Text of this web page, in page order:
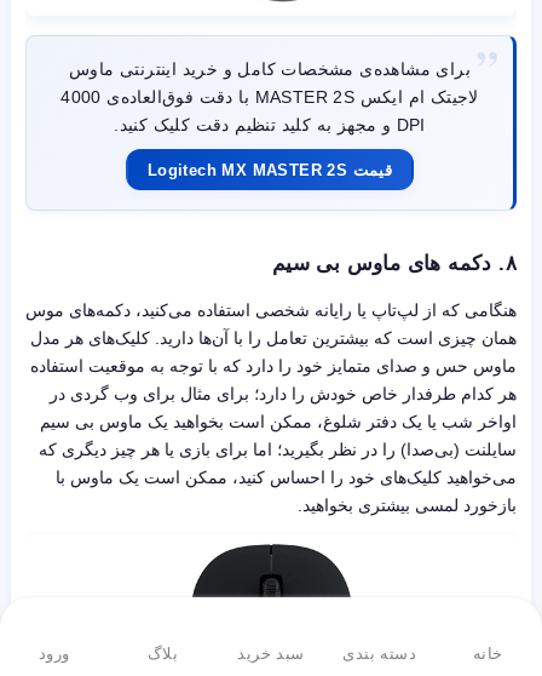
خانه دسته بندی سبد خرید بلاگ ورود
برای مشاهده‌ی مشخصات کامل و خرید اینترنتی ماوس
لاجیتک ام ایکس MASTER 2S با دقت فوق‌العاده‌ی 4000
DPI و مجهز به کلید تنظیم دقت کلیک کنید.
قیمت Logitech MX MASTER 2S
۸. دکمه‌ های ماوس بی سیم
هنگامی که از لپ‌تاپ یا رایانه شخصی استفاده می‌کنید، دکمه‌های موس
همان چیزی است که بیشترین تعامل را با آن‌ها دارید. کلیک‌های هر مدل
ماوس حس و صدای متمایز خود را دارد که با توجه به موقعیت استفاده
هر کدام طرفدار خاص خودش را دارد؛ برای مثال برای وب گردی در
اواخر شب یا یک دفتر شلوغ، ممکن است بخواهید یک ماوس بی سیم
سایلنت (بی‌صدا) را در نظر بگیرید؛ اما برای بازی یا هر چیز دیگری که
می‌خواهید کلیک‌های خود را احساس کنید، ممکن است یک ماوس با
بازخورد لمسی بیشتری بخواهید.